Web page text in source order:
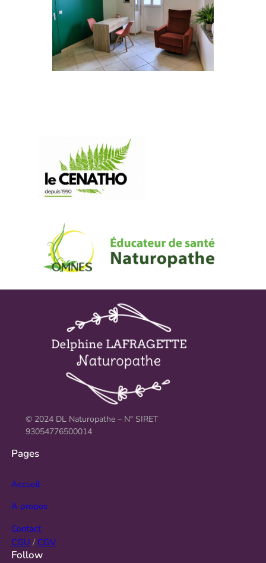
© 2024 DL Naturopathe – N° SIRET
93054776500014
Pages
Accueil
A propos
Contact
CGU / CGV
Follow